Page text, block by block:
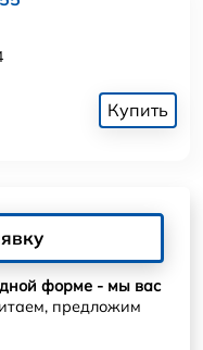
Купить
форме - мы вас
предложим